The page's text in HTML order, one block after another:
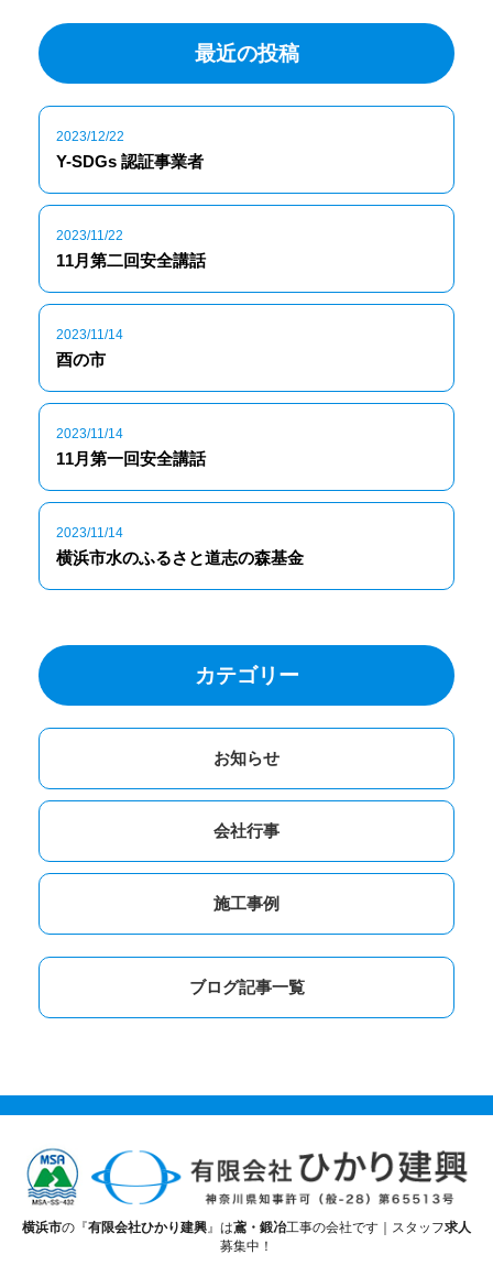
最近の投稿
2023/12/22
Y-SDGs 認証事業者
2023/11/22
11月第二回安全講話
2023/11/14
酉の市
2023/11/14
11月第一回安全講話
2023/11/14
横浜市水のふるさと道志の森基金
カテゴリー
お知らせ
会社行事
施工事例
ブログ記事一覧
横浜市の『有限会社ひかり建興』は鳶・鍛冶工事の会社です｜スタッフ求人
募集中！